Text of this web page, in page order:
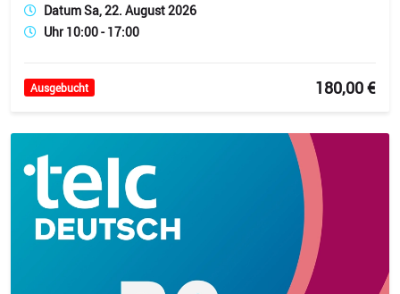
Datum Sa, 22. August 2026
Uhr 10:00 - 17:00
Ausgebucht 180,00 €